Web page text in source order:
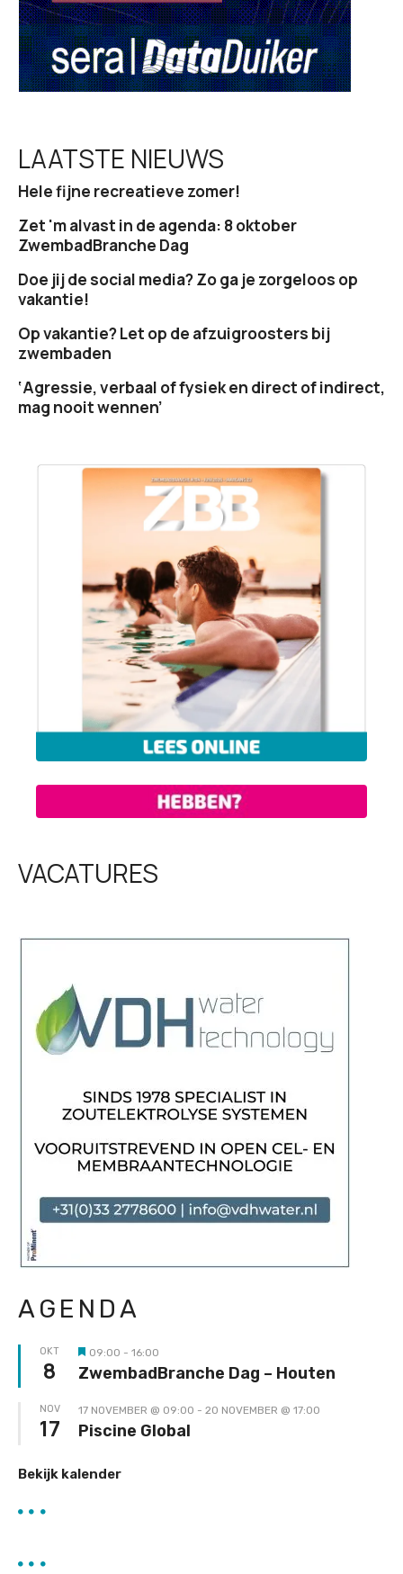
LAATSTE NIEUWS
Hele fijne recreatieve zomer!
Zet 'm alvast in de agenda: 8 oktober
ZwembadBranche Dag
Doe jij de social media? Zo ga je zorgeloos op
vakantie!
Op vakantie? Let op de afzuigroosters bij
zwembaden
‘Agressie, verbaal of fysiek en direct of indirect,
mag nooit wennen’
VACATURES
AGENDA
OKT
8 Uitgelicht
09:00 - 16:00
ZwembadBranche Dag – Houten
NOV
17
17 NOVEMBER @ 09:00 - 20 NOVEMBER @ 17:00
Piscine Global
Bekijk kalender